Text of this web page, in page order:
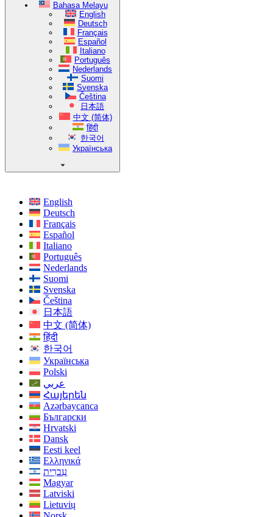
Bahasa Melayu
English
Deutsch
Français
Español
Italiano
Português
Nederlands
Suomi
Svenska
Čeština
日本語
中文 (简体)
हिंदी
한국어
Українська
English
Deutsch
Français
Español
Italiano
Português
Nederlands
Suomi
Svenska
Čeština
日本語
中文 (简体)
हिंदी
한국어
Українська
Polski
عربي
Հայերեն
Azərbaycanca
Български
Hrvatski
Dansk
Eesti keel
Ελληνικά
עִברִית
Magyar
Latviski
Lietuvių